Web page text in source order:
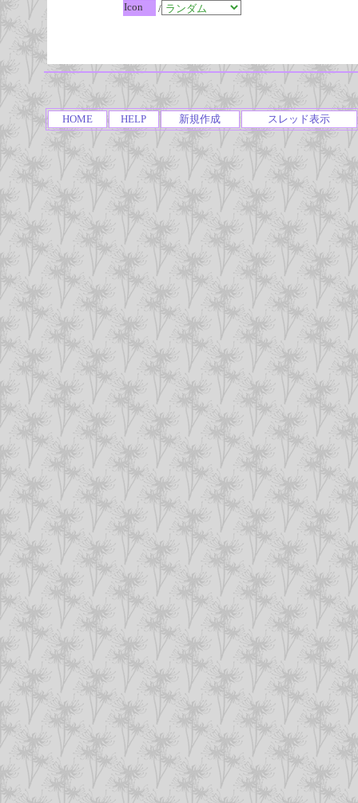
Icon
/
HOME HELP 新規作成 スレッド表示